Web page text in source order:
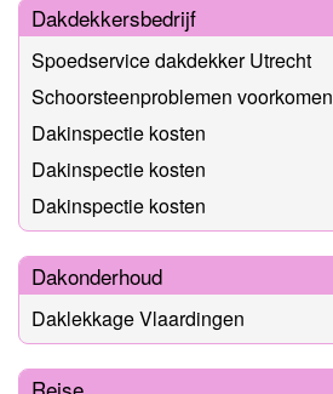
Dakdekkersbedrijf
Spoedservice dakdekker Utrecht
Schoorsteenproblemen voorkomen
Dakinspectie kosten
Dakinspectie kosten
Dakinspectie kosten
Dakonderhoud
Daklekkage Vlaardingen